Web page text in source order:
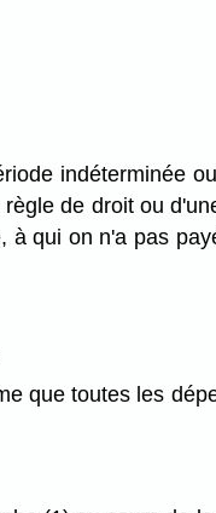
indéterminée
de droit ou
à qui on n'a pas
que toutes les